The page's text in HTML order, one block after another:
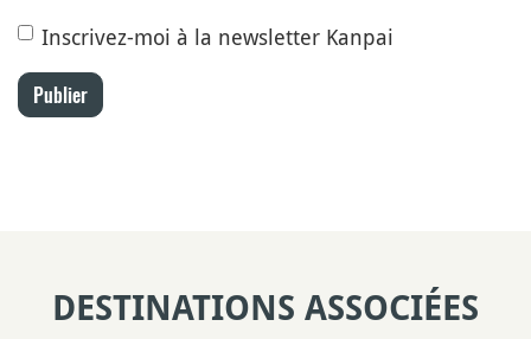
Inscrivez-moi à la newsletter Kanpai
Publier
DESTINATIONS ASSOCIÉES